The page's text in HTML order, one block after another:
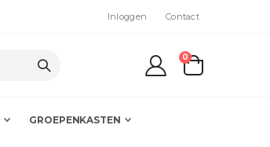
Inloggen Contact
kar
0producten
GROEPENKASTEN